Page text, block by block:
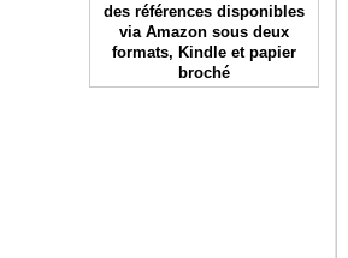
des références disponibles
via Amazon sous deux
formats, Kindle et papier
broché